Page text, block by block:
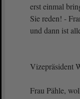
erst einmal
Sie reden! -
und dann ist
Vizepräsident
Frau Pähle,